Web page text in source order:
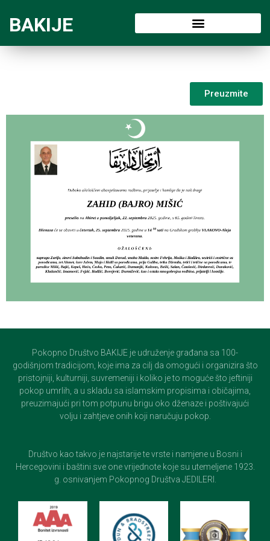
BAKIJE
Preuzmite
Pokopno Društvo BAKIJE je udruženje građana sa 100-
godišnjom tradicijom, koje ima za cilj da omogući i organizira što
pristojniji, kulturniji, suvremeniji i koliko je to moguće što jeftiniji
pokop umrlih, a u skladu sa islamskim propisima i običajima,
preuzimajući pri tom potpunu brigu oko dženaze i poštivajući
volju i zahtjeve onih koji naručuju pokop.
Društvo kao takvo je najstarije te vrste i namjene u Bosni i
Hercegovini i baštini sve one vrijednote koje su utemeljene 1923.
g. osnivanjem Pokopnog Društva JEDILERI.